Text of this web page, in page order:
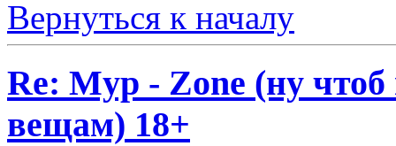
Вернуться к началу
Re: Myp - Zone (ну
вещам) 18+